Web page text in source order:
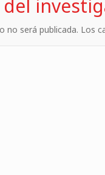
no será publicada. Los